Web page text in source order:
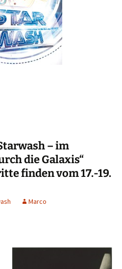
– im
die Galaxis“
finden vom 17.-19.
Marco